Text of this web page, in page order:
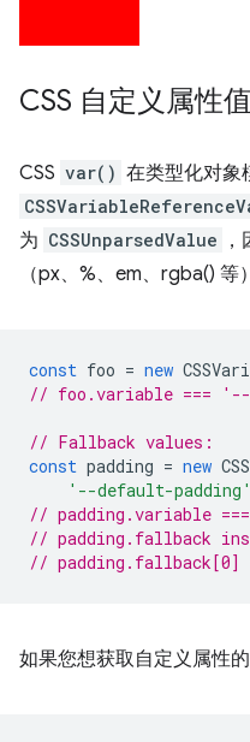
CSS 自定义属性值
CSS var() 在类型化对象
为 CSSUnparsedValue
（px、%、em、rgba() 等
const foo = new
// foo.variable ===
// Fallback values:
const padding = new
'--default-padding'
// padding.variable
// padding.fallback
// padding.fallback[0]
如果您想获取自定义属性